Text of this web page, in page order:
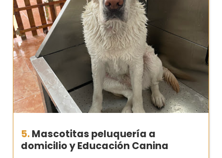
5.Mascotitas peluquería a
domicilio y Educación Canina